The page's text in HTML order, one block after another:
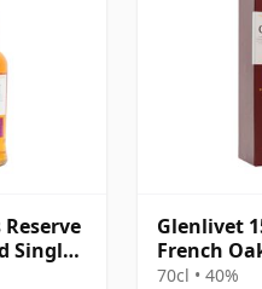
Single
Glenlivet
French
70cl • 40%